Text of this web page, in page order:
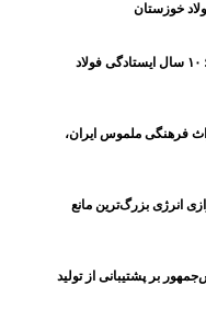
خوزستان
از چرخ‌دنده‌های صنعت تا مسیر عشق؛ ۱۰ سال ایستادگی فولاد
فرهنگی ملموس ایران،
انرژی بزرگ‌ترین مانع
بر پشتیبانی از تولید